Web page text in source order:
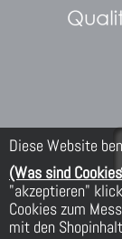
Diese Website
(Was sind
"akzeptieren"
Cookies zum
mit den